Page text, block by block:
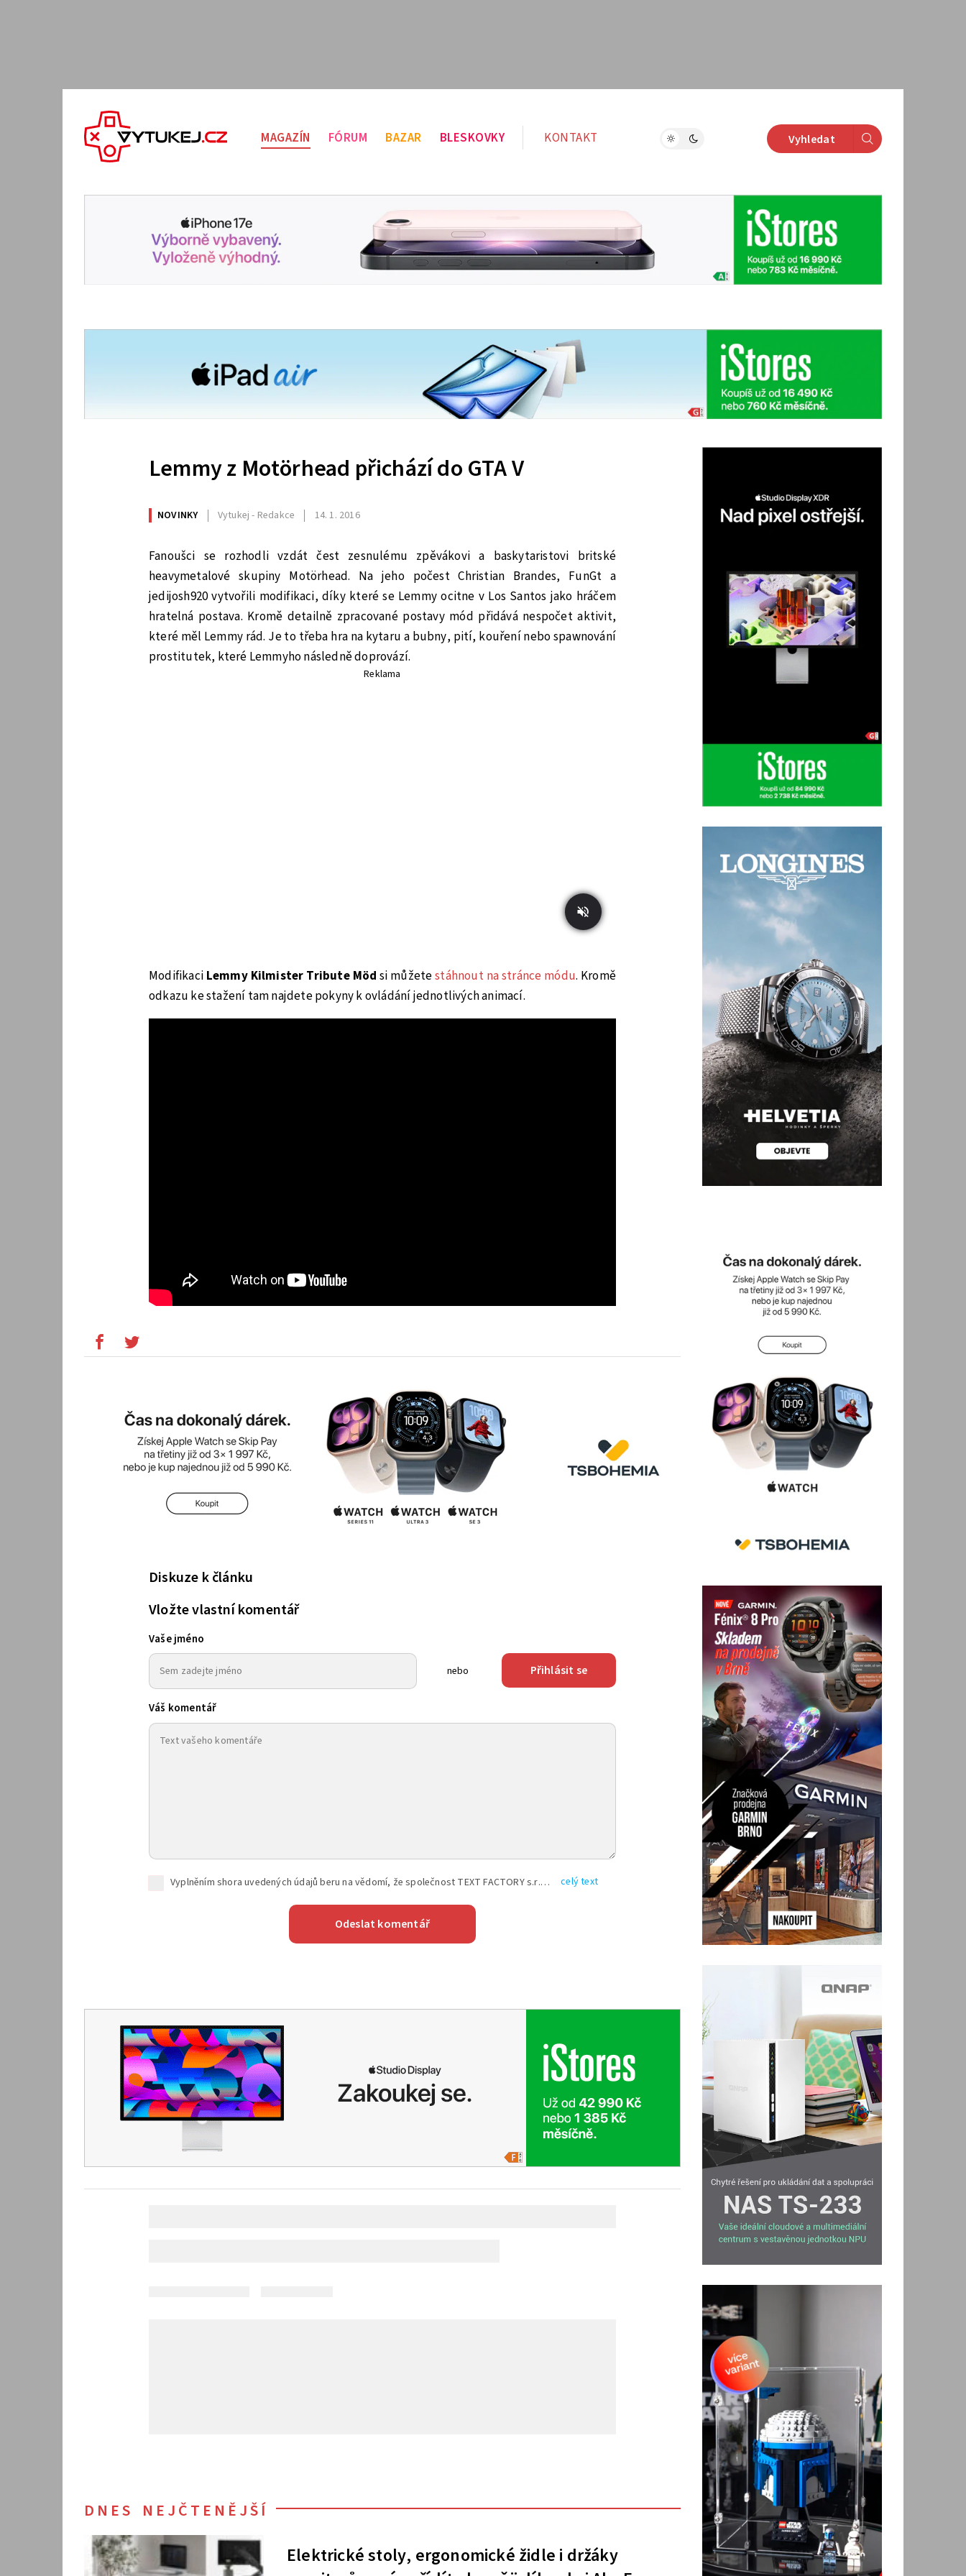
MAGAZÍN FÓRUM BAZAR BLESKOVKY KONTAKT Vyhledat
Lemmy z Motörhead přichází do GTA V
NOVINKY Vytukej - Redakce 14. 1. 2016
Fanoušci se rozhodli vzdát čest zesnulému zpěvákovi a baskytaristovi britské
heavymetalové skupiny Motörhead. Na jeho počest Christian Brandes, FunGt a
jedijosh920 vytvořili modifikaci, díky které se Lemmy ocitne v Los Santos jako hráčem
hratelná postava. Kromě detailně zpracované postavy mód přidává nespočet aktivit,
které měl Lemmy rád. Je to třeba hra na kytaru a bubny, pití, kouření nebo spawnování
prostitutek, které Lemmyho následně doprovází.
Reklama
Modifikaci Lemmy Kilmister Tribute Möd si můžetestáhnout na stránce módu. Kromě
odkazu ke stažení tam najdete pokyny k ovládání jednotlivých animací.
Diskuze k článku
Vložte vlastní komentář
Vaše jméno
nebo Přihlásit se
Váš komentář
Vyplněním shora uvedených údajů beru na vědomí, že společnost TEXT FACTORY s.r.o., sídlem Brno, Durďákova 336/29, Černá Pole, PSČ: 613 00, IČ: 06157831, zapsané u Krajského soudu v Brně, oddíl C, vložka 100399, bude zpracovávat mé osobní údaje uvedené v rámci mnou vyplněného registračního formuláře na základě oprávněných zájmů TEXT FACTORY s.r.o. dle čl. 6 odst. 1 písm. f) GDPR a pro splnění právních povinností (čl. 6 odst. 1 písm. c) GDPR), a to pro tyto účely: nezbytnost zajistit oprávnění návštěvníka webových stránek provozovaných společností TEXT FACTORY s.r.o. přispívat aktivně ke zveřejněným článkům nebo v rámci diskusních fór a výkon práv TEXT FACTORY s.r.o. jako administrátora těchto diskusních fór. Více informací o zpracování osobních údajů a právech lze nalézt v celý text
DNES NEJČTENĚJŠÍ
Elektrické stoly, ergonomické židle i držáky